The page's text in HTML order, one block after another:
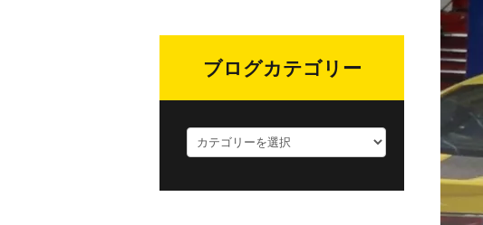
ブログカテゴリー
ロ